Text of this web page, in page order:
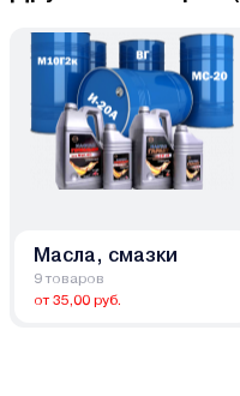
Масла, смазки
9 товаров
от 35,00 руб.